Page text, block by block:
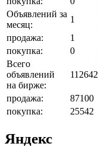
Объявлений за
месяц:
1
продажа:
1
покупка:
0
Всего
объявлений
на бирже:
112642
продажа:
87100
покупка:
25542
Яндекс